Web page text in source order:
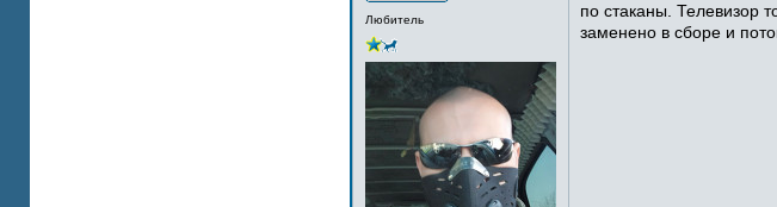
Любитель
по стаканы. Телевизор
заменено в сборе и